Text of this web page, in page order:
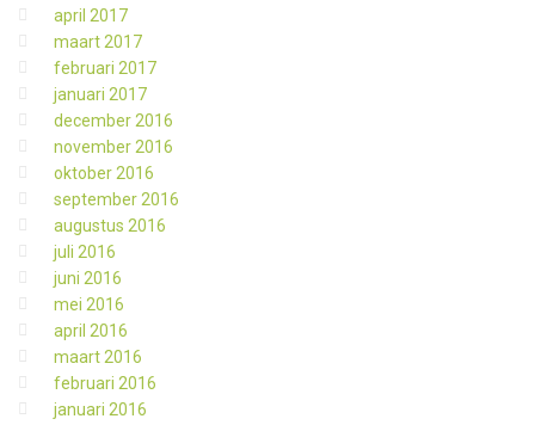
april 2017
maart 2017
februari 2017
januari 2017
december 2016
november 2016
oktober 2016
september 2016
augustus 2016
juli 2016
juni 2016
mei 2016
april 2016
maart 2016
februari 2016
januari 2016